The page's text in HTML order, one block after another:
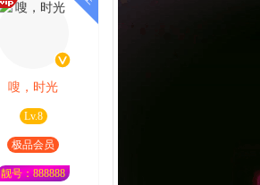
嗖，时光
Lv.8
极品会员
靓号：888888